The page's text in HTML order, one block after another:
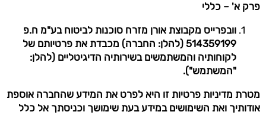
פרק א' – כללי
וובפרייס מקבוצת אורן מזרח סוכנות לביטוח בע"מ ח.פ
514359199 (להלן: החברה) מכבדת את פרטיותם של
לקוחותיה והמשתמשים בשירותיה הדיגיטליים (להלן:
"המשתמש").
מטרת מדיניות פרטיות זו היא לפרט את המידע שהחברה אוספת
אודותיך ואת השימושים במידע בעת שימושך וכניסתך אל כלל